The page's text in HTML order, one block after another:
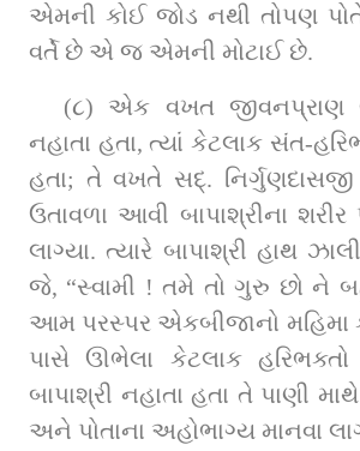
એમની કોઈ જોડ નથી તોપણ
વર્તે છે એ જ એમની મોટાઈ છે.
(૮) એક વખત જીવનપ્રાણ
નહાતા હતા, ત્‍યાં કેટલાક સંત-
હતા; તે વખતે સદ્. નિર્ગુણદાસજી
ઉતાવળા આવી બાપાશ્રીના શરીર
લાગ્યા. ત્‍યારે બાપાશ્રી હાથ
જે, “સ્વામી ! તમે તો ગુરુ છો ને
આમ પરસ્‍પર એકબીજાનો મહિમા
પાસે ઊભેલા કેટલાક હરિભક્તો
બાપાશ્રી નહાતા હતા તે પાણી
અને પોતાના અહોભાગ્‍ય માનવા